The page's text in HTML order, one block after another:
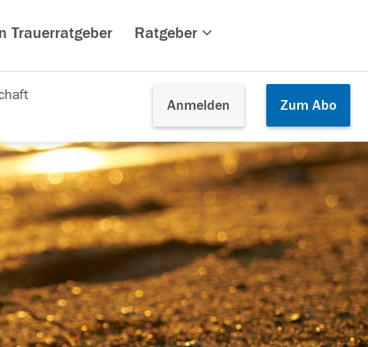
Trauerratgeber Ratgeber
Anmelden Zum Abo